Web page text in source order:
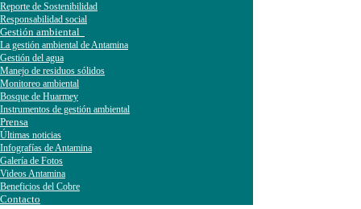
Reporte de Sostenibilidad
Responsabilidad social
Gestión ambiental
La gestión ambiental de Antamina
Gestión del agua
Manejo de residuos sólidos
Monitoreo ambiental
Bosque de Huarmey
Instrumentos de gestión ambiental
Prensa
Últimas noticias
Infografías de Antamina
Galería de Fotos
Videos Antamina
Beneficios del Cobre
Contacto